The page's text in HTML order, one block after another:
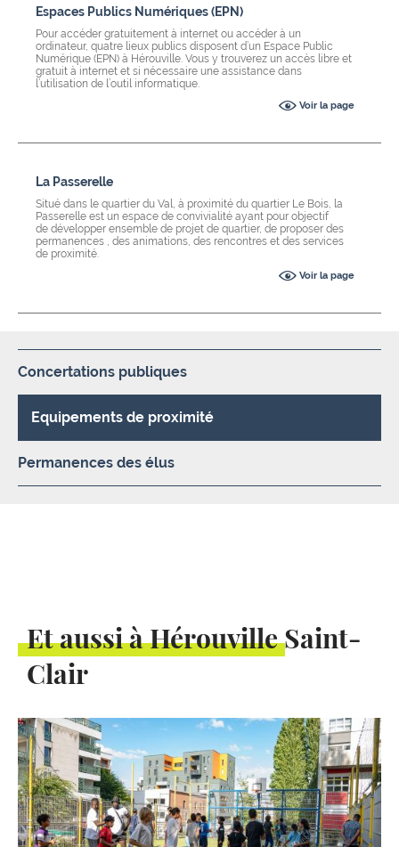
Espaces Publics Numériques (EPN)
Pour accéder gratuitement à internet ou accéder à un
ordinateur, quatre lieux publics disposent d’un Espace Public
Numérique (EPN) à Hérouville. Vous y trouverez un accès libre et
gratuit à internet et si nécessaire une assistance dans
l’utilisation de l’outil informatique.
Voir la page
La Passerelle
Situé dans le quartier du Val, à proximité du quartier Le Bois, la
Passerelle est un espace de convivialité ayant pour objectif
de développer ensemble de projet de quartier, de proposer des
permanences , des animations, des rencontres et des services
de proximité.
Voir la page
Concertations publiques
Equipements de proximité
Permanences des élus
Et aussi à Hérouville Saint-
Clair